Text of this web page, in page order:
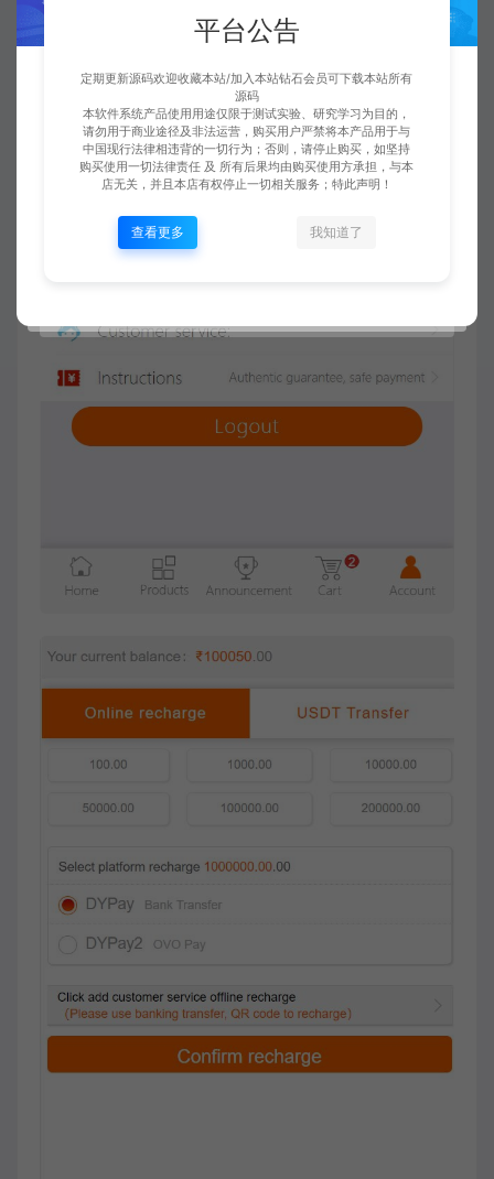
平台公告
定期更新源码欢迎收藏本站/加入本站钻石会员可下载本站所有
源码
本软件系统产品使用用途仅限于测试实验、研究学习为目的，
请勿用于商业途径及非法运营，购买用户严禁将本产品用于与
中国现行法律相违背的一切行为；否则，请停止购买，如坚持
购买使用一切法律责任 及 所有后果均由购买使用方承担，与本
店无关，并且本店有权停止一切相关服务；特此声明！
查看更多 我知道了